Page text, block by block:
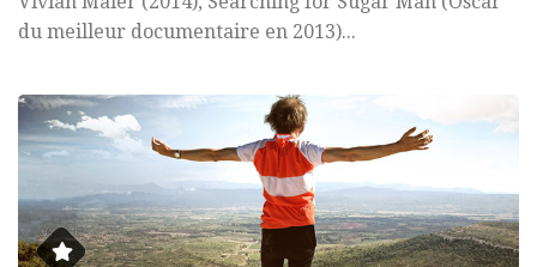
du meilleur documentaire en 2013)...